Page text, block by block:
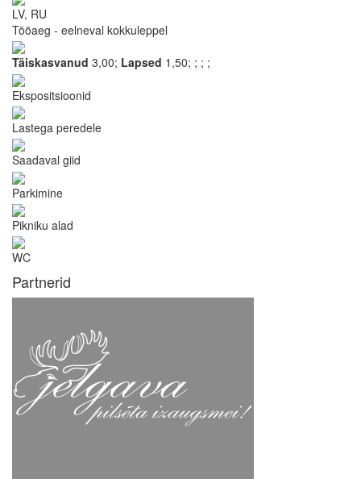
LV, RU
Tööaeg - eelneval kokkuleppel
Täiskasvanud 3,00; Lapsed 1,50; ; ; ;
Ekspositsioonid
Lastega peredele
Saadaval giid
Parkimine
Pikniku alad
WC
Partnerid